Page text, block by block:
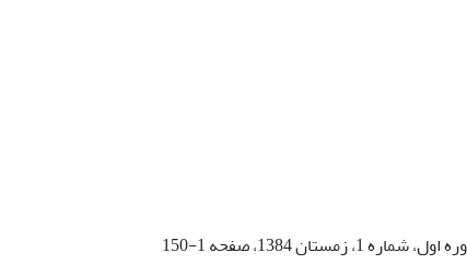
شماره 1، زمستان 1384، صفحه 1-150